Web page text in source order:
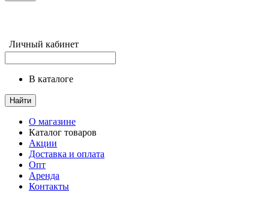
Личный кабинет
в каталоге
Найти
О магазине
Каталог товаров
Акции
Доставка и оплата
Опт
Аренда
Контакты